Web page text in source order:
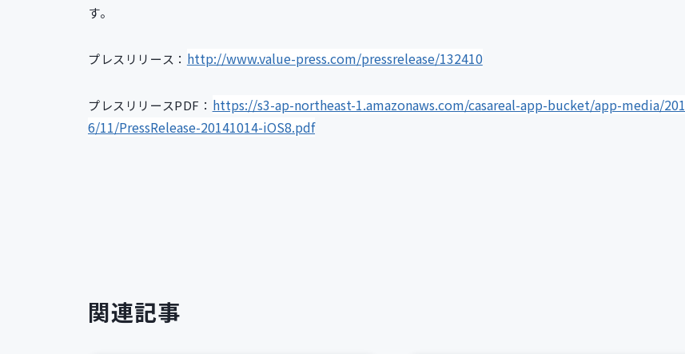
す。
プレスリリース： http://www.value-press.com/pressrelease/132410
プレスリリースPDF： https://s3-ap-northeast-1.amazonaws.com/casareal-app-bucket/app-media/201
6/11/PressRelease-20141014-iOS8.pdf
関連記事